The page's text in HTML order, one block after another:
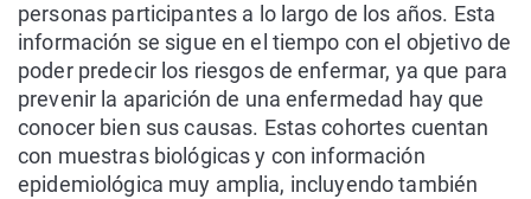
personas participantes a lo largo de los años. Esta
información se sigue en el tiempo con el objetivo de
poder predecir los riesgos de enfermar, ya que para
prevenir la aparición de una enfermedad hay que
conocer bien sus causas. Estas cohortes cuentan
con muestras biológicas y con información
epidemiológica muy amplia, incluyendo también